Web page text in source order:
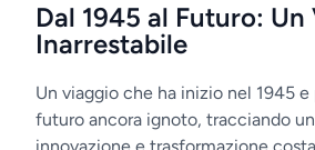
Dal 1945 al Futuro: Un
Inarrestabile
Un viaggio che ha inizio nel 1945 e
futuro ancora ignoto, tracciando